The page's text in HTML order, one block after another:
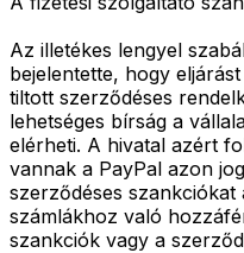
Az illetékes lengyel
bejelentette, hogy
tiltott szerződéses
lehetséges bírság a
elérheti. A hivatal azért
vannak a PayPal azon
szerződéses
számlákhoz való
szankciók vagy a